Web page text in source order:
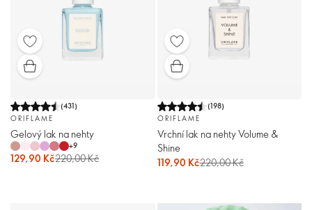
(431)
ORIFLAME
Gelový lak na nehty
+9
129,90 Kč220,00 Kč
(198)
ORIFLAME
Vrchní lak na nehty Volume &
Shine
119,90 Kč220,00 Kč